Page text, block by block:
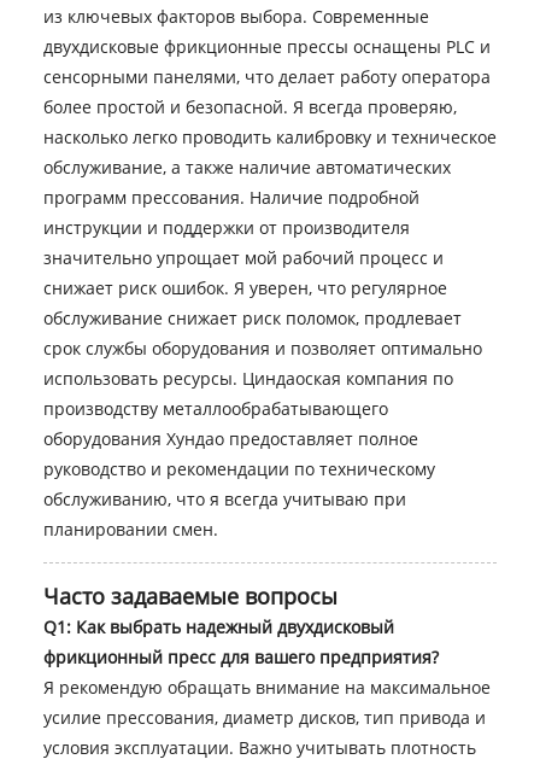
из ключевых факторов выбора. Современные
двухдисковые фрикционные прессы оснащены PLC и
сенсорными панелями, что делает работу оператора
более простой и безопасной. Я всегда проверяю,
насколько легко проводить калибровку и техническое
обслуживание, а также наличие автоматических
программ прессования. Наличие подробной
инструкции и поддержки от производителя
значительно упрощает мой рабочий процесс и
снижает риск ошибок. Я уверен, что регулярное
обслуживание снижает риск поломок, продлевает
срок службы оборудования и позволяет оптимально
использовать ресурсы. Циндаоская компания по
производству металлообрабатывающего
оборудования Хундао предоставляет полное
руководство и рекомендации по техническому
обслуживанию, что я всегда учитываю при
планировании смен.
Часто задаваемые вопросы
Q1: Как выбрать надежный двухдисковый
фрикционный пресс для вашего предприятия?
Я рекомендую обращать внимание на максимальное
усилие прессования, диаметр дисков, тип привода и
условия эксплуатации. Важно учитывать плотность